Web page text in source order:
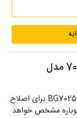
قیمت بادی گروم فیلیپس سری 7000 مدل
قیمت بادی گروم فیلیپس سری 7000 مدل BG7025 برای اصلاح
مشخص خواهد